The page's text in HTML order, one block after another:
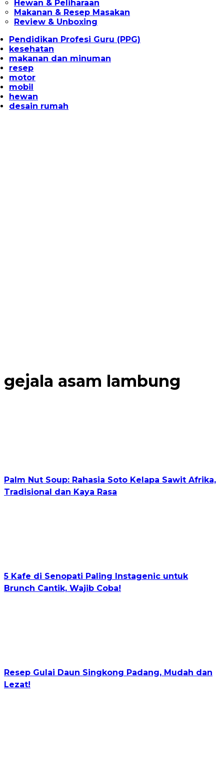
Hewan & Peliharaan
Makanan & Resep Masakan
Review & Unboxing
Pendidikan Profesi Guru (PPG)
kesehatan
makanan dan minuman
resep
motor
mobil
hewan
desain rumah
gejala asam lambung
Palm Nut Soup: Rahasia Soto Kelapa Sawit Afrika,
Tradisional dan Kaya Rasa
5 Kafe di Senopati Paling Instagenic untuk
Brunch Cantik, Wajib Coba!
Resep Gulai Daun Singkong Padang, Mudah dan
Lezat!